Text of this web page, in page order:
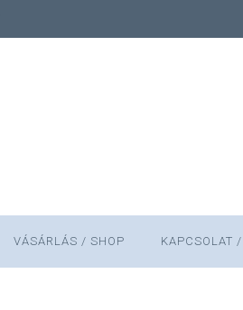
VÁSÁRLÁS / SHOP KAPCSOLAT